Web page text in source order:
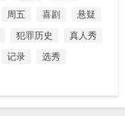
周五 喜剧
悬疑
犯罪历史
真人秀
记录
选秀